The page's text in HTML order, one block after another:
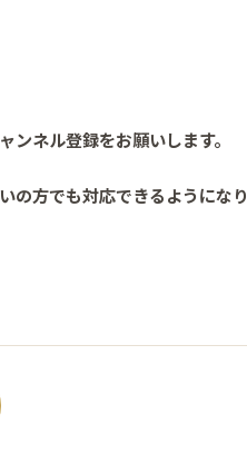
ネル登録をお願いします。
の方でも対応できるようになり